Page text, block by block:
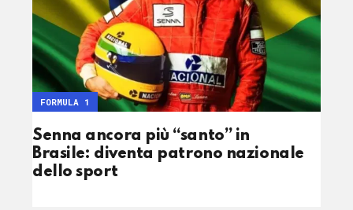
Senna ancora più “santo” in
Brasile: diventa patrono nazionale
dello sport
FORMULA 1